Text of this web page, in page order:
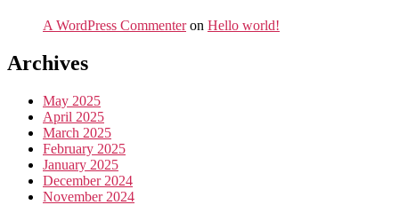
A WordPress Commenteron Hello world!
Archives
May 2025
April 2025
March 2025
February 2025
January 2025
December 2024
November 2024